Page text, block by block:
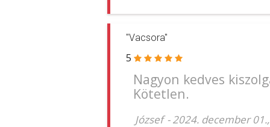
"Vacsora"
5
Nagyon kedves
Kötetlen.
József -2024. december